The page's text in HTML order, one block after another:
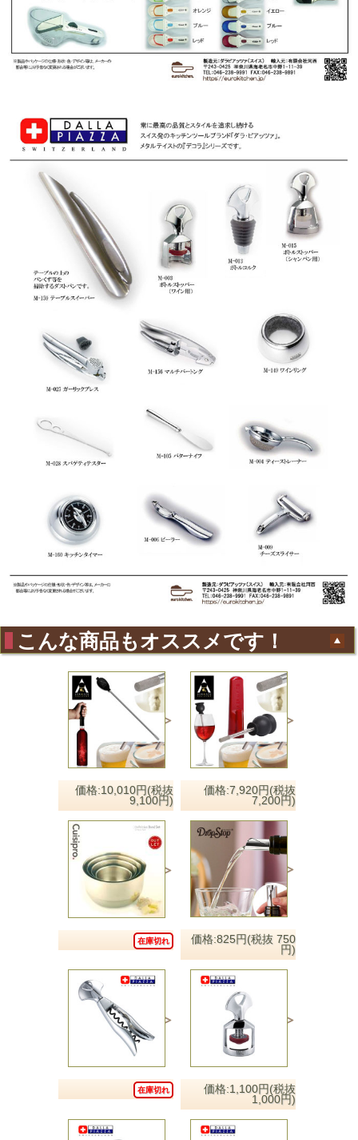
こんな商品もオススメです！
価格:10,010円(税抜
9,100円)
価格:7,920円(税抜
7,200円)
在庫切れ
価格:825円(税抜 750
円)
在庫切れ
価格:1,100円(税抜
1,000円)